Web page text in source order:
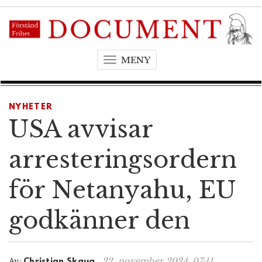
MENYT
g
a
i
g
a
t
i
o
NYHETER
USA avvisar
arresteringsordern
för Netanyahu, EU
godkänner den